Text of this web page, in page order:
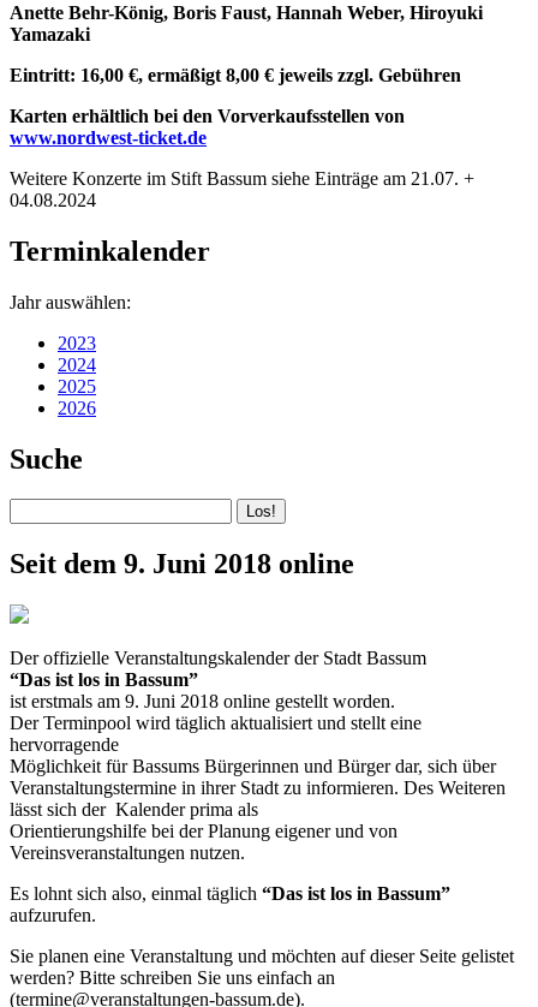
Anette Behr-König, Boris Faust, Hannah Weber, Hiroyuki
Yamazaki
Eintritt: 16,00 €, ermäßigt 8,00 € jeweils zzgl. Gebühren
Karten erhältlich bei den Vorverkaufsstellen von
www.nordwest-ticket.de
Weitere Konzerte im Stift Bassum siehe Einträge am 21.07. +
04.08.2024
Terminkalender
Jahr auswählen:
2023
2024
2025
2026
Suche
Seit dem 9. Juni 2018 online
Der offizielle Veranstaltungskalender der Stadt Bassum
“Das ist los in Bassum”
ist erstmals am 9. Juni 2018 online gestellt worden.
Der Terminpool wird täglich aktualisiert und stellt eine
hervorragende
Möglichkeit für Bassums Bürgerinnen und Bürger dar, sich über
Veranstaltungstermine in ihrer Stadt zu informieren. Des Weiteren
lässt sich der Kalender prima als
Orientierungshilfe bei der Planung eigener und von
Vereinsveranstaltungen nutzen.
Es lohnt sich also, einmal täglich “Das ist los in Bassum”
aufzurufen.
Sie planen eine Veranstaltung und möchten auf dieser Seite gelistet
werden? Bitte schreiben Sie uns einfach an
(termine@veranstaltungen-bassum.de).